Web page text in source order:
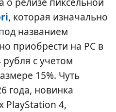
, которая изначально
названием
приобрести на PC в
рубля с учетом
15%. Чуть
года, новинка
PlayStation 4,